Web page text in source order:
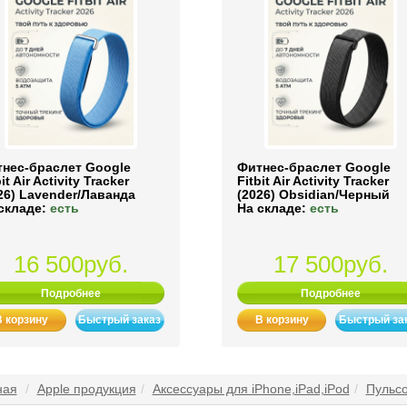
браслет Google
Air Activity Tracker
Lavender/Лаванда
есть
16 500руб.
Подробнее
корзину Быстрый заказ
Фитнес-браслет Google
Fitbit Air Activity Tracker
(2026) Obsidian/Черный
На складе:есть
17 500руб.
Подробнее
В корзину Быстрый
Apple продукция Аксессуары для iPhone,iPad,iPod